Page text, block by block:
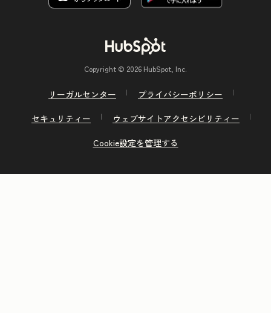
Copyright © 2026 HubSpot, Inc.
リーガルセンター
プライバシーポリシー
セキュリティー
ウェブサイトアクセシビリティー
Cookie設定を管理する